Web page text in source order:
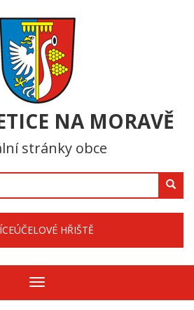
NA MORAVĚ
stránky obce
HŘIŠTĚ
Zobrazit/skrýt
navigaci